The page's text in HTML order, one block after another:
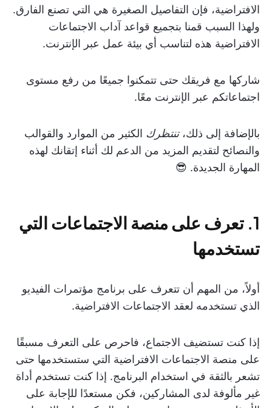
الافتراضية، فإن التفاصيل الصغيرة هي التي تصنع الفارق.
ولهذا السبب قمنا بتجميع قواعد آداب الاجتماعات
الافتراضية هذه لتناسب أي بيئة عمل عبر الإنترنت.
شاركها مع فريقك حتى تتمكنوا جميعًا من رفع مستوى
اجتماعاتكم عبر الإنترنت معًا.
بالإضافة إلى ذلك، تنتظرك الكثير من الموارد والقوالب
والنصائح لتقديم المزيد من الدعم لك أثناء إتقانك لهذه
المهارة الجديدة. 😎
1. تعرف على منصة الاجتماعات التي
تستخدمها
أولاً، من المهم أن تتعرف على برنامج مؤتمرات الفيديو
الذي تستخدمه لعقد الاجتماعات الافتراضية.
إذا كنت تستضيف الاجتماع، فاحرص على التعرف مسبقًا
على منصة الاجتماعات الافتراضية التي ستستخدمها حتى
تشعر بالثقة في استخدام البرنامج. إذا كنت تستخدم أداة
غير مألوفة لدى المشاركين، فكن مستعدًا للإجابة على